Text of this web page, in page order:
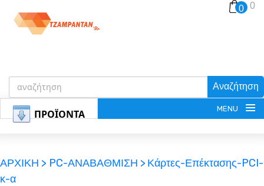
Αναζήτηση
0 0
ΠΡΟΪΟΝΤΑ MENU
ΑΡΧΙΚΗ > PC-ΑΝΑΒΑΘΜΙΣΗ > Κάρτες-Επέκτασης-PCI-
κ-α